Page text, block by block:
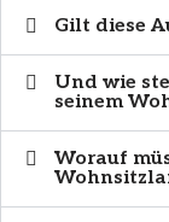
Gilt diese
Und wie
seinem
Worauf